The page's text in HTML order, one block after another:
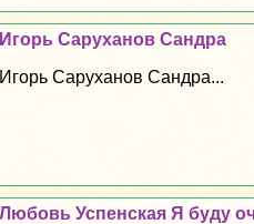
Игорь Саруханов Сандра
Игорь Саруханов Сандра...
Любовь Успенская Я буду